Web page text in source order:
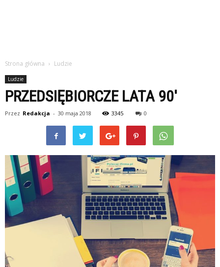
Strona główna Ludzie
Ludzie
PRZEDSIĘBIORCZE LATA 90′
Przez Redakcja - 30 maja 2018 3345 0